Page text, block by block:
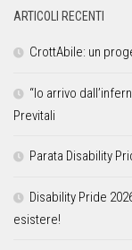
ARTICOLI RECENTI
CrottAbile: un
“Io arrivo
Previtali
Parata Disability
Disability Pride
esistere!